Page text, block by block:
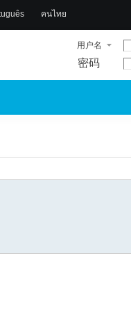
คนไทย
用户名
密码